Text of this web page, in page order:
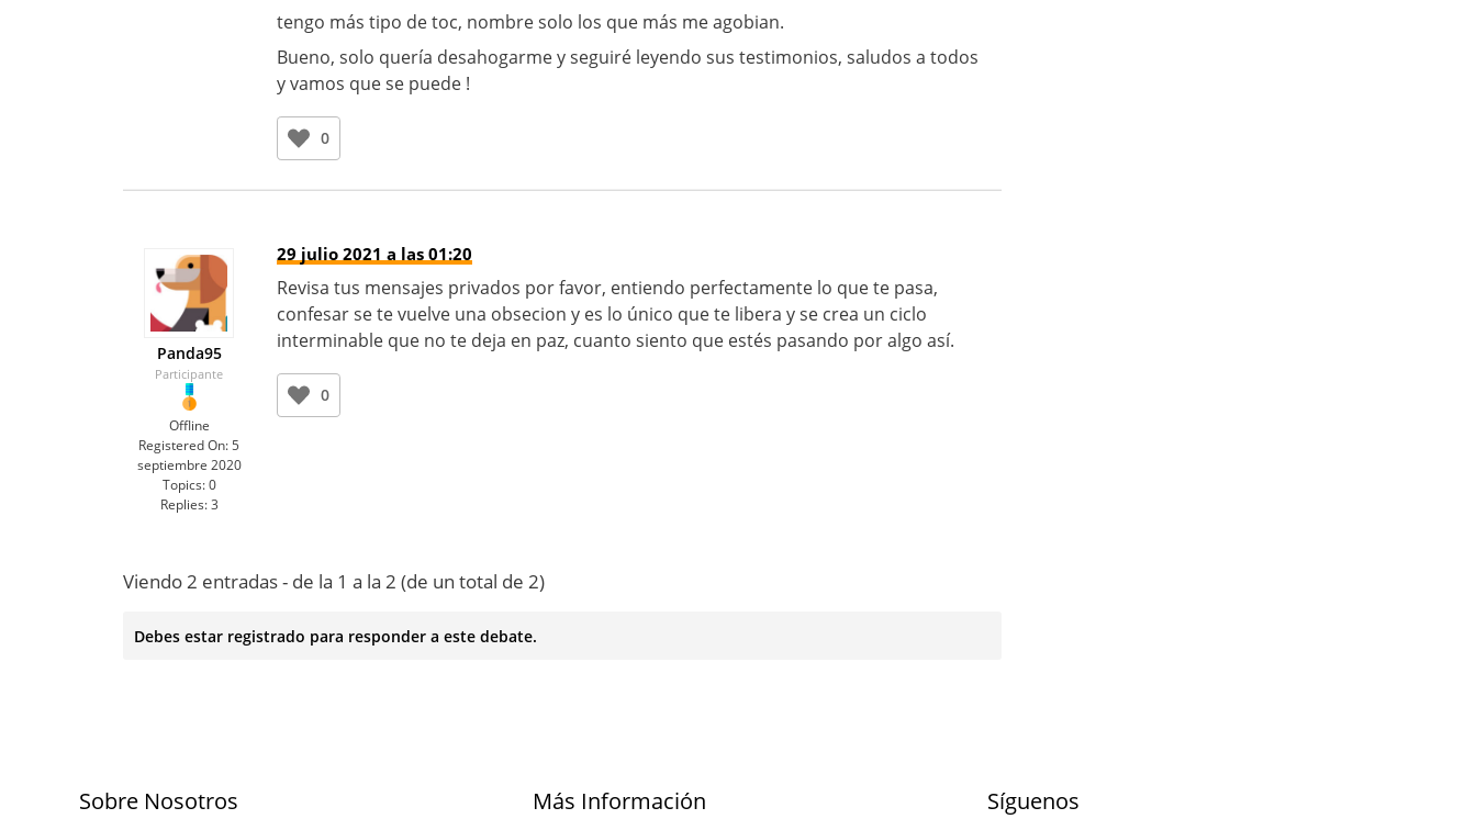
tengo más tipo de toc, nombre solo los que más me agobian.
Bueno, solo quería desahogarme y seguiré leyendo sus testimonios, saludos a todos
y vamos que se puede !
0
Panda95
Participante
Offline
Registered On:5
septiembre 2020
Topics: 0
Replies: 3
29 julio 2021 a las 01:20
Revisa tus mensajes privados por favor, entiendo perfectamente lo que te pasa,
confesar se te vuelve una obsecion y es lo único que te libera y se crea un ciclo
interminable que no te deja en paz, cuanto siento que estés pasando por algo así.
0
Viendo 2 entradas - de la 1 a la 2 (de un total de 2)
Debes estar registrado para responder a este debate.
Sobre Nosotros Más Información Síguenos